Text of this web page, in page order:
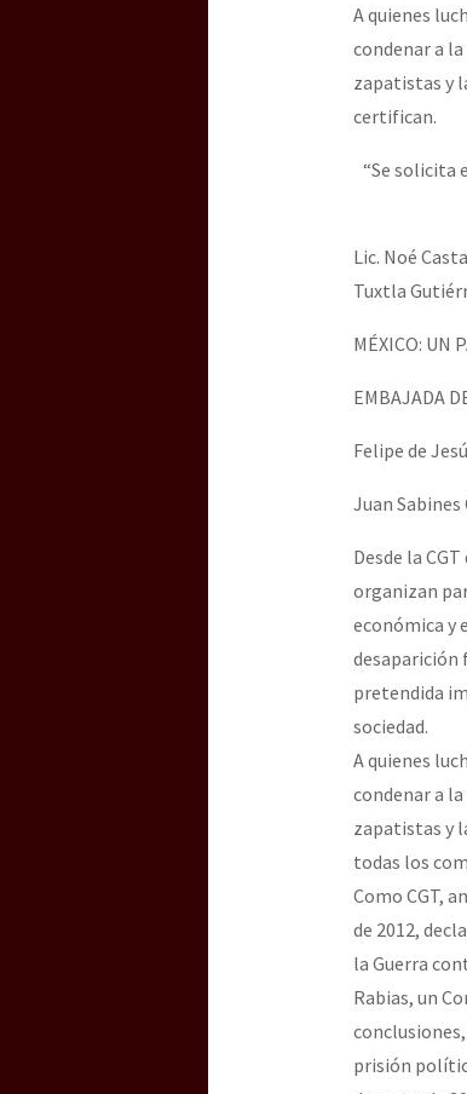
Dia 2 do
Dia 1:
[CDMX –
[25 abr –
A quienes
condenar a
zapatistas y
certifican.
“Se solicita
Lic. Noé
Tuxtla
MÉXICO: UN
EMBAJADA
Felipe de
Juan
Desde la
organizan
económica y
desaparición
pretendida
sociedad.
A quienes
condenar a
zapatistas y
todas los
Como CGT,
de 2012,
la Guerra
Rabias, un
prisión